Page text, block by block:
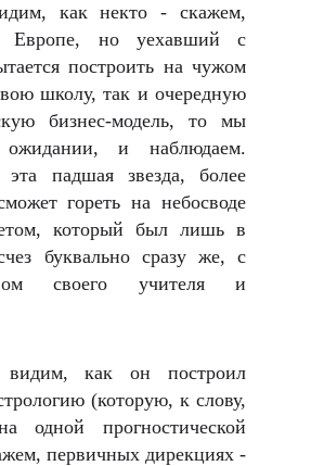
как некто - скажем,
но уехавший с
построить на чужом
школу, так и очередную
бизнес-модель, то мы
и наблюдаем.
падшая звезда, более
гореть на небосводе
который был лишь в
буквально сразу же, с
своего учителя и
как он построил
(которую, к слову,
одной прогностической
первичных дирекциях -